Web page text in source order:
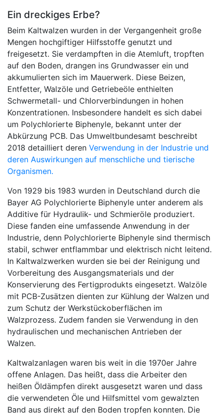
Ein dreckiges Erbe?
Beim Kaltwalzen wurden in der Vergangenheit große
Mengen hochgiftiger Hilfsstoffe genutzt und
freigesetzt. Sie verdampften in die Atemluft, tropften
auf den Boden, drangen ins Grundwasser ein und
akkumulierten sich im Mauerwerk. Diese Beizen,
Entfetter, Walzöle und Getriebeöle enthielten
Schwermetall- und Chlorverbindungen in hohen
Konzentrationen. Insbesondere handelt es sich dabei
um Polychlorierte Biphenyle, bekannt unter der
Abkürzung PCB. Das Umweltbundesamt beschreibt
2018 detailliert deren Verwendung in der Industrie und
deren Auswirkungen auf menschliche und tierische
Organismen.
Von 1929 bis 1983 wurden in Deutschland durch die
Bayer AG Polychlorierte Biphenyle unter anderem als
Additive für Hydraulik- und Schmieröle produziert.
Diese fanden eine umfassende Anwendung in der
Industrie, denn Polychlorierte Biphenyle sind thermisch
stabil, schwer entflammbar und elektrisch nicht leitend.
In Kaltwalzwerken wurden sie bei der Reinigung und
Vorbereitung des Ausgangsmaterials und der
Konservierung des Fertigprodukts eingesetzt. Walzöle
mit PCB-Zusätzen dienten zur Kühlung der Walzen und
zum Schutz der Werkstückoberflächen im
Walzprozess. Zudem fanden sie Verwendung in den
hydraulischen und mechanischen Antrieben der
Walzen.
Kaltwalzanlagen waren bis weit in die 1970er Jahre
offene Anlagen. Das heißt, dass die Arbeiter den
heißen Öldämpfen direkt ausgesetzt waren und dass
die verwendeten Öle und Hilfsmittel vom gewalzten
Band aus direkt auf den Boden tropfen konnten. Die